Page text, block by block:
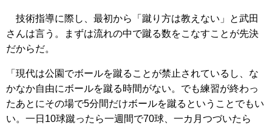
技術指導に際し、最初から「蹴り方は教えない」と武田
さんは言う。まずは流れの中で蹴る数をこなすことが先決
だからだ。
「現代は公園でボールを蹴ることが禁止されているし、な
かなか自由にボールを蹴る時間がない。でも練習が終わっ
たあとにその場で5分間だけボールを蹴るということでもい
い。一日10球蹴ったら一週間で70球、一カ月つづいたら